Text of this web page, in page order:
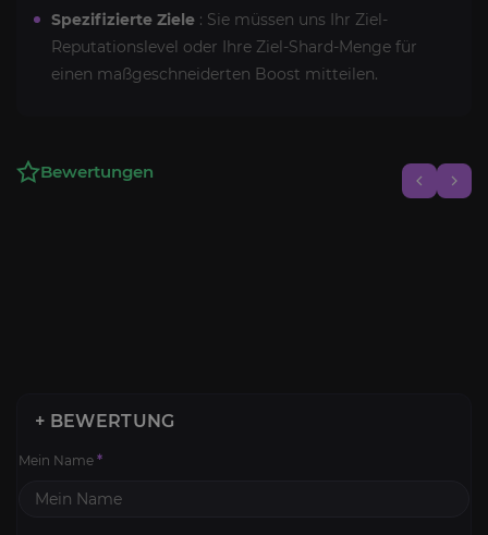
Spezifizierte Ziele : Sie müssen uns Ihr Ziel-
Reputationslevel oder Ihre Ziel-Shard-Menge für
einen maßgeschneiderten Boost mitteilen.
Bewertungen
+ BEWERTUNG
Mein Name *